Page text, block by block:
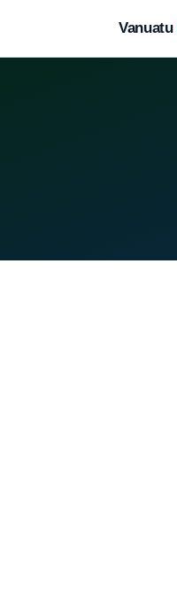
Vanuatu